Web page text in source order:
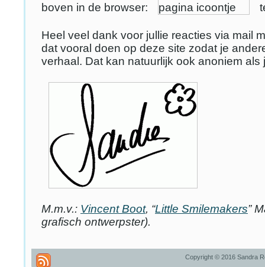
boven in de browser:
Heel veel dank voor jullie reacties via mail
dat vooral doen op deze site zodat je
verhaal. Dat kan natuurlijk ook anoniem als
M.m.v.: Vincent Boot, “Little Smilemakers”
grafisch ontwerpster).
Copyright © 2016 Sandra